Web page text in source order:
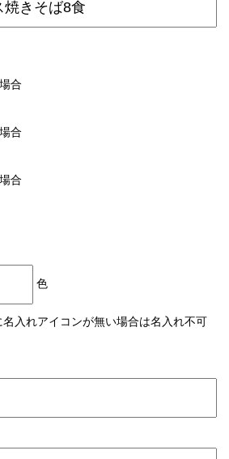
合
合
合
色
名入れアイコンが無い場合は名入れ不可